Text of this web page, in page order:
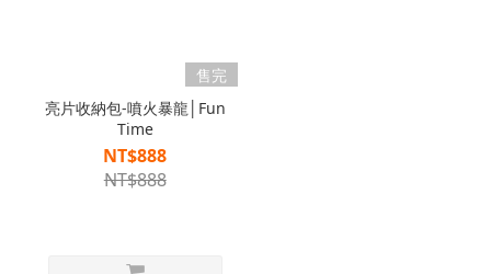
售完
亮片收納包-噴火暴龍│Fun
Time
NT$888
NT$888